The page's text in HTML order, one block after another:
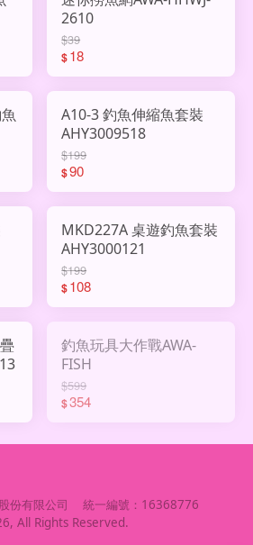
2610
$39
$18
A10-3 釣魚伸縮魚套裝
AHY3009518
$199
$90
MKD227A 桌遊釣魚套裝
AHY3000121
$199
$108
釣魚玩具大作戰AWA-
FISH
$599
$354
份有限公司 統一編號： 16368776
, All Rights Reserved.